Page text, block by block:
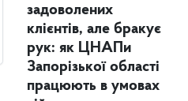
задоволених
клієнтів, але бракує
рук: як ЦНАПи
Запорізької області
працюють в умовах